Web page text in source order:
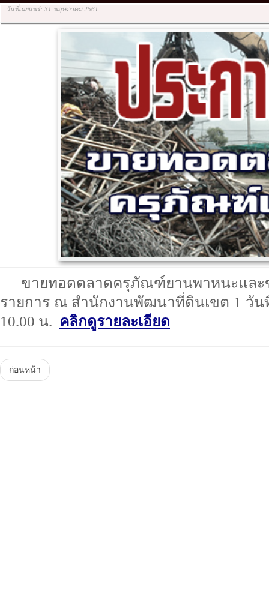
วันที่เผยแพร่: 31 พฤษภาคม 2561
ขายทอดตลาดครุภัณฑ์ยานพาหนะเเละ
รายการ ณ สำนักงานพัฒนาที่ดินเขต 1 วัน
10.00 น. คลิกดูรายละเอียด
ก่อนหน้า